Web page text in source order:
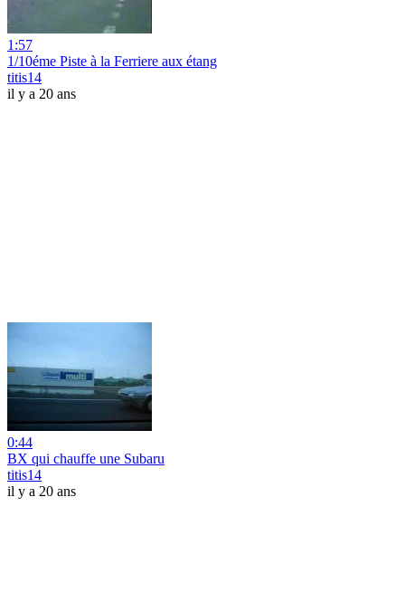
1:57
1/10éme Piste à la Ferriere aux étang
titis14
il y a 20 ans
0:44
BX qui chauffe une Subaru
titis14
il y a 20 ans